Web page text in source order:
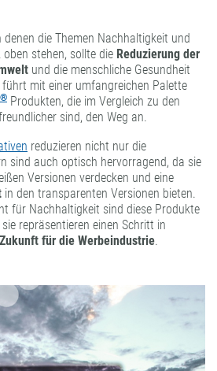
denen die Themen Nachhaltigkeit und
stehen, sollte die Reduzierung der
und die menschliche Gesundheit
mit einer umfangreichen Palette
® Produkten, die im Vergleich zu den
sind, den Weg an.
reduzieren nicht nur die
sind auch optisch hervorragend, da sie
Versionen verdecken und eine
in den transparenten Versionen bieten.
für Nachhaltigkeit sind diese Produkte
repräsentieren einen Schritt in
für die Werbeindustrie.